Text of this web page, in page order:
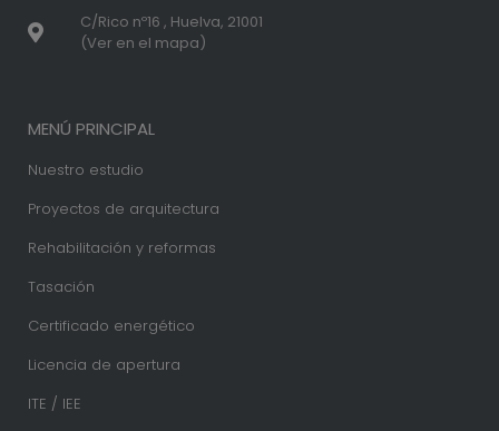
C/Rico nº16 , Huelva, 21001
(Ver en el mapa)
MENÚ PRINCIPAL
Nuestro estudio
Proyectos de arquitectura
Rehabilitación y reformas
Tasación
Certificado energético
Licencia de apertura
ITE / IEE